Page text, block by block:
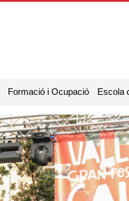
Formació i Ocupació Escola